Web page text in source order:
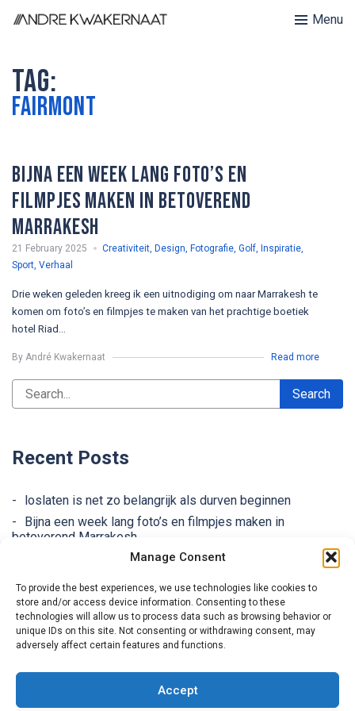
Manage Consent
To provide the best experiences, we use technologies like cookies to
store and/or access device information. Consenting to these
technologies will allow us to process data such as browsing behavior or
unique IDs on this site. Not consenting or withdrawing consent, may
adversely affect certain features and functions.
Accept
Menu
Tag:
Fairmont
Bijna een week lang foto’s en
filmpjes maken in betoverend
Marrakesh
21 February 2025 Creativiteit, Design, Fotografie, Golf, Inspiratie,
Sport, Verhaal
Drie weken geleden kreeg ik een uitnodiging om naar Marrakesh te
komen om foto’s en filmpjes te maken van het prachtige boetiek
hotel Riad...
By André Kwakernaat Read more
Recent Posts
loslaten is net zo belangrijk als durven beginnen
Bijna een week lang foto’s en filmpjes maken in
betoverend Marrakesh
Lofoten (Noorwegen) in 3 dagen!
Licht, licht, licht en nog meer licht